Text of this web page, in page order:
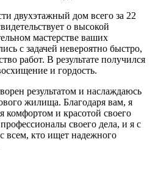
двухэтажный дом всего за 22
о высокой
мастерстве ваших
с задачей невероятно быстро,
работ. В результате получился
и гордость.
результатом и наслаждаюсь
жилища. Благодаря вам, я
комфортом и красотой своего
своего дела, и я с
всем, кто ищет надежного